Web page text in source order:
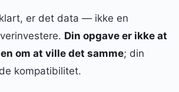
er det data — ikke en
Din opgave er ikke at
om at ville det samme; din
kompatibilitet.